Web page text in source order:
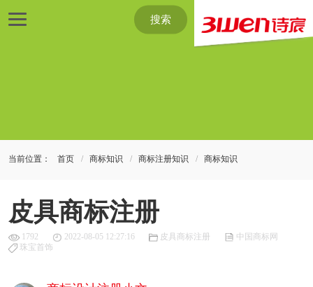
搜索
当前位置： 首页 商标知识 商标注册知识 商标知识
皮具商标注册
1792 2022-08-05 12:27:16 皮具商标注册
中国商标网
珠宝首饰